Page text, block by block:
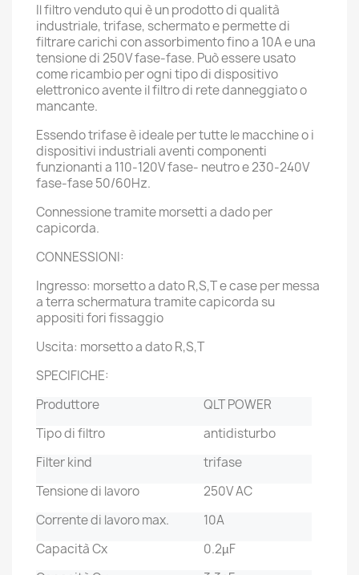
Il filtro venduto qui è un prodotto di qualità
industriale, trifase, schermato e permette di
filtrare carichi con assorbimento fino a 10A e una
tensione di 250V fase-fase. Può essere usato
come ricambio per ogni tipo di dispositivo
elettronico avente il filtro di rete danneggiato o
mancante.
Essendo trifase è ideale per tutte le macchine o i
dispositivi industriali aventi componenti
funzionanti a 110-120V fase- neutro e 230-240V
fase-fase 50/60Hz.
Connessione tramite morsetti a dado per
capicorda.
CONNESSIONI:
Ingresso: morsetto a dato R,S,T e case per messa
a terra schermatura tramite capicorda su
appositi fori fissaggio
Uscita: morsetto a dato R,S,T
SPECIFICHE:
Produttore
QLT POWER
Tipo di filtro
antidisturbo
Filter kind
trifase
Tensione di lavoro
250V AC
Corrente di lavoro max.
10A
Capacità Cx
0.2µF